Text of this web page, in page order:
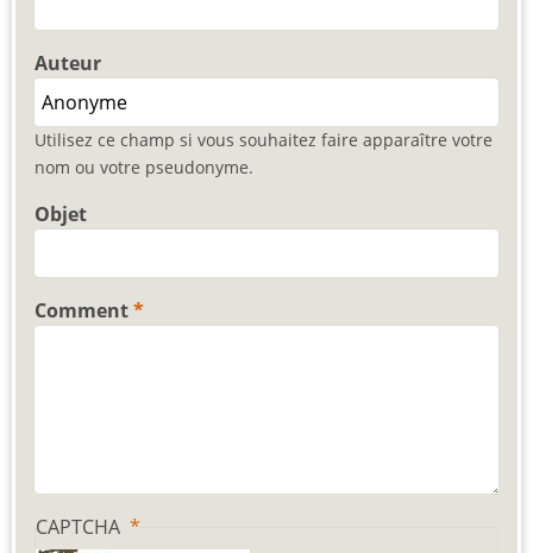
Auteur
Utilisez ce champ si vous souhaitez faire apparaître votre
nom ou votre pseudonyme.
Objet
Comment
CAPTCHA